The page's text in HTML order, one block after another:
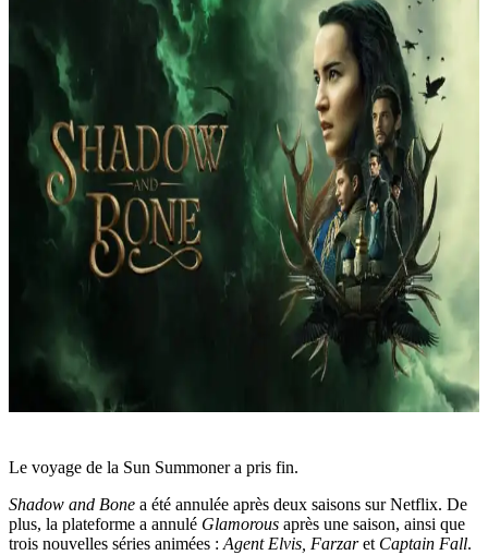
Le voyage de la Sun Summoner a pris fin.
Shadow and Bone a été annulée après deux saisons sur Netflix. De
plus, la plateforme a annulé Glamorous après une saison, ainsi que
trois nouvelles séries animées : Agent Elvis, Farzaret Captain Fall.